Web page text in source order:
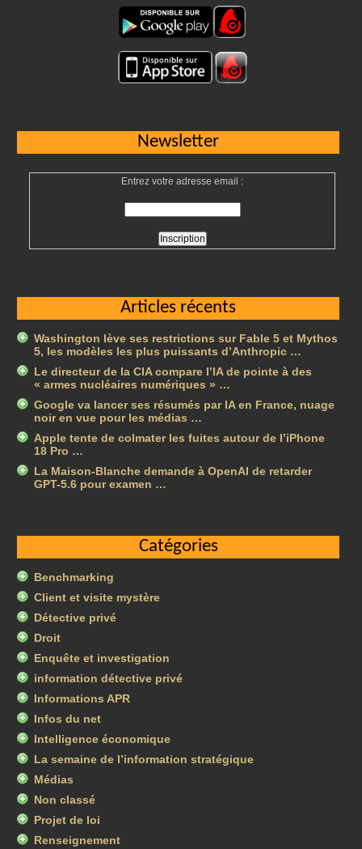
Newsletter
Entrez votre adresse email :
Articles récents
Washington lève ses restrictions sur Fable 5 et Mythos
5, les modèles les plus puissants d’Anthropic …
Le directeur de la CIA compare l’IA de pointe à des
« armes nucléaires numériques » …
Google va lancer ses résumés par IA en France, nuage
noir en vue pour les médias …
Apple tente de colmater les fuites autour de l’iPhone
18 Pro …
La Maison-Blanche demande à OpenAI de retarder
GPT-5.6 pour examen …
Catégories
Benchmarking
Client et visite mystère
Détective privé
Droit
Enquête et investigation
information détective privé
Informations APR
Infos du net
Intelligence économique
La semaine de l’information stratégique
Médias
Non classé
Projet de loi
Renseignement